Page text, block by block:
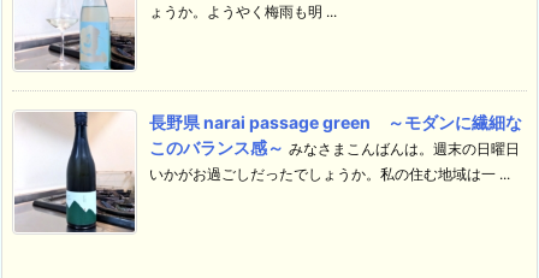
ょうか。ようやく梅雨も明 ...
長野県 narai passage green ～モダンに繊細な
このバランス感～ みなさまこんばんは。週末の日曜日
いかがお過ごしだったでしょうか。私の住む地域は一 ...